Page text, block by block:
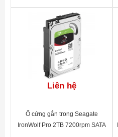
Liên hệ
Ổ cứng gắn trong Seagate
IronWolf Pro 2TB 7200rpm SATA